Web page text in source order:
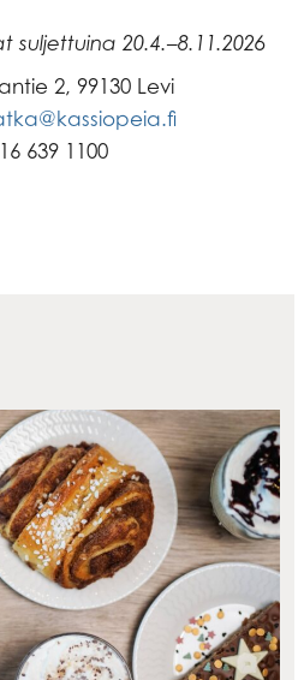
20.4.–8.11.2026
2, 99130 Levi
639 1100